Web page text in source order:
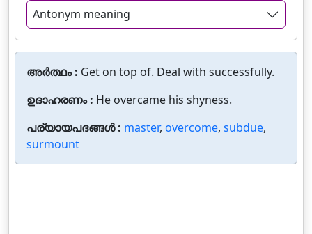
Antonym meaning
അർത്ഥം : Get on top of. Deal with successfully.
ഉദാഹരണം : He overcame his shyness.
പര്യായപദങ്ങൾ : master, overcome, subdue,
surmount